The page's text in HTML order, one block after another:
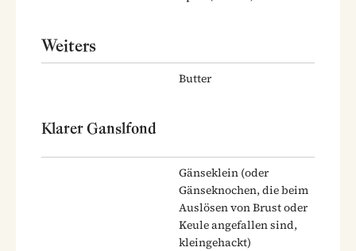
Weiters
Butter
Klarer Ganslfond
Gänseklein (oder
Gänseknochen, die beim
Auslösen von Brust oder
Keule angefallen sind,
kleingehackt)